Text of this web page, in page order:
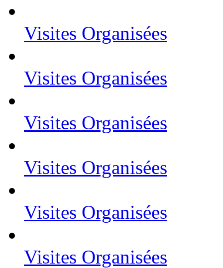
Visites Organisées
Visites Organisées
Visites Organisées
Visites Organisées
Visites Organisées
Visites Organisées